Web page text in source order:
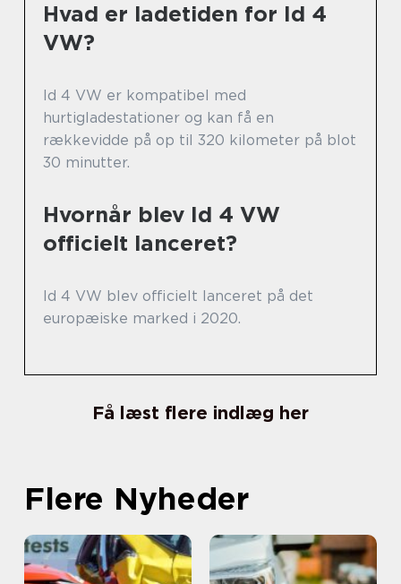
Hvad er ladetiden for Id 4
VW?
Id 4 VW er kompatibel med
hurtigladestationer og kan få en
rækkevidde på op til 320 kilometer på blot
30 minutter.
Hvornår blev Id 4 VW
officielt lanceret?
Id 4 VW blev officielt lanceret på det
europæiske marked i 2020.
Få læst flere indlæg her
Flere Nyheder